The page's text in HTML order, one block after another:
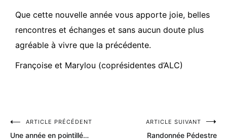
Que cette nouvelle année vous apporte joie, belles
rencontres et échanges et sans aucun doute plus
agréable à vivre que la précédente.
Françoise et Marylou (coprésidentes d’ALC)
ARTICLE PRÉCÉDENT
Une année en pointillé…
ARTICLE SUIVANT
Randonnée Pédestre